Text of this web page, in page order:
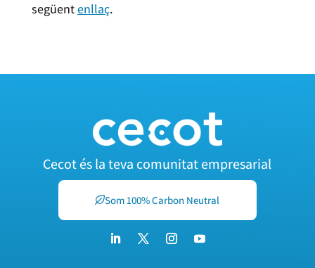
següentenllaç.
Cecot és la teva comunitat empresarial
Som 100% Carbon Neutral